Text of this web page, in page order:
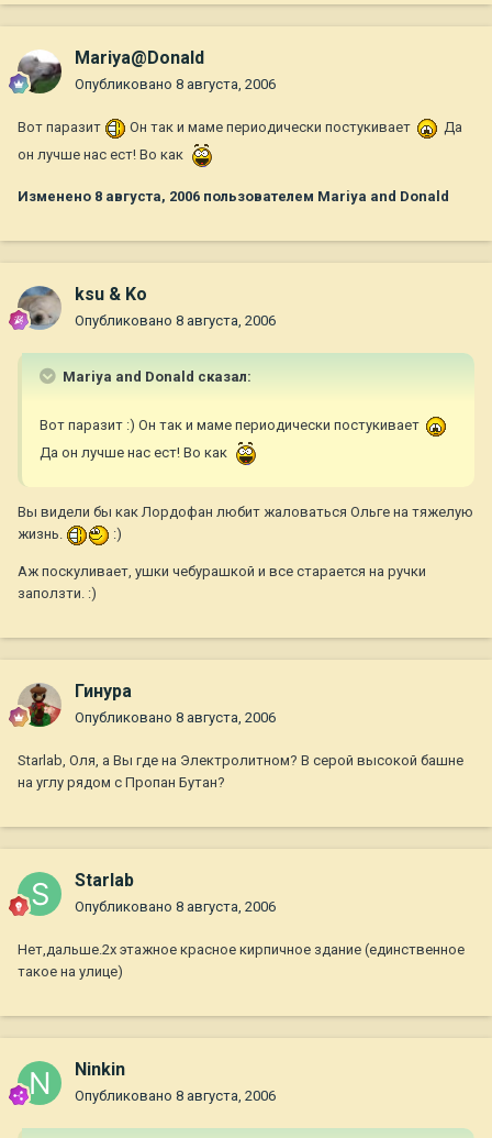
Mariya@Donald
Опубликовано 8 августа, 2006
Вот паразит Он так и маме периодически постукивает
Да
он лучше нас ест! Во как
Изменено 8 августа, 2006 пользователем Mariya and Donald
ksu & Ko
Опубликовано 8 августа, 2006
Mariya and Donald сказал:
Вот паразит :) Он так и маме периодически постукивает
Да он лучше нас ест! Во как
Вы видели бы как Лордофан любит жаловаться Ольге на тяжелую
жизнь.
:)
Аж поскуливает, ушки чебурашкой и все старается на ручки
заползти. :)
Гинура
Опубликовано 8 августа, 2006
Starlab, Оля, а Вы где на Электролитном? В серой высокой башне
на углу рядом с Пропан Бутан?
Starlab
Опубликовано 8 августа, 2006
Нет,дальше.2х этажное красное кирпичное здание (единственное
такое на улице)
Ninkin
Опубликовано 8 августа, 2006